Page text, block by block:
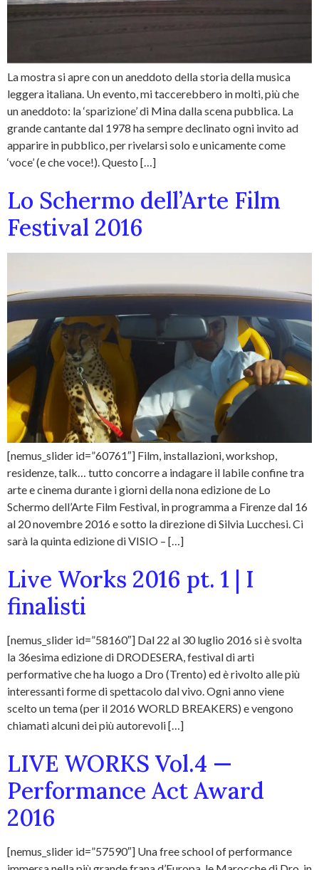
La mostra si apre con un aneddoto della storia della musica
leggera italiana. Un evento, mi taccerebbero in molti, più che
un aneddoto: la ‘sparizione’ di Mina dalla scena pubblica. La
grande cantante dal 1978 ha sempre declinato ogni invito ad
apparire in pubblico, per rivelarsi solo e unicamente come
‘voce’ (e che voce!). Questo […]
Lo Schermo dell’Arte Film
Festival 2016
[nemus_slider id=”60761″] Film, installazioni, workshop,
residenze, talk… tutto concorre a indagare il labile confine tra
arte e cinema durante i giorni della nona edizione de Lo
Schermo dell’Arte Film Festival, in programma a Firenze dal 16
al 20 novembre 2016 e sotto la direzione di Silvia Lucchesi. Ci
sarà la quinta edizione di VISIO – […]
Live Works 2016 pt. 1 | I
finalisti
[nemus_slider id=”58160″] Dal 22 al 30 luglio 2016 si è svolta
la 36esima edizione di DRODESERA, festival di arti
performative che ha luogo a Dro (Trento) ed è rivolto alle più
interessanti forme di spettacolo dal vivo. Ogni anno viene
scelto un tema (per il 2016 WORLD BREAKERS) e vengono
chiamati alcuni dei più autorevoli […]
LIVE WORKS Vol.4 —
Performance Act Award
2016
[nemus_slider id=”57590″] Una free school of performance